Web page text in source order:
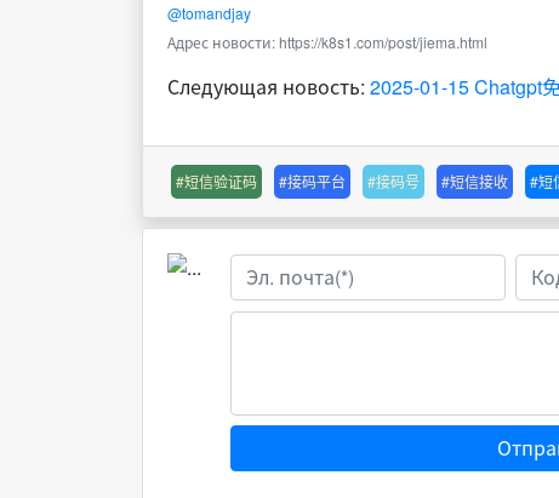
@tomandjay
Адрес новости:https://k8s1.com/post/jiema.html
Следующая новость: 2025-01-15 Chatgpt
#短信验证码 #接码平台 #接码号 #短信接收 #短